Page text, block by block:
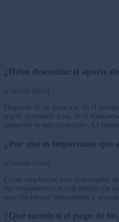
¿Debo descontar el aporte
Depende de su situación. Si el
seguir aportando o no. Si el
comisión de administración. La
¿Por qué es importante que
Como empleador, eres responsable de
oportunamente con esta obligación
relación laboral transparente y
¿Qué sucede si el pago de